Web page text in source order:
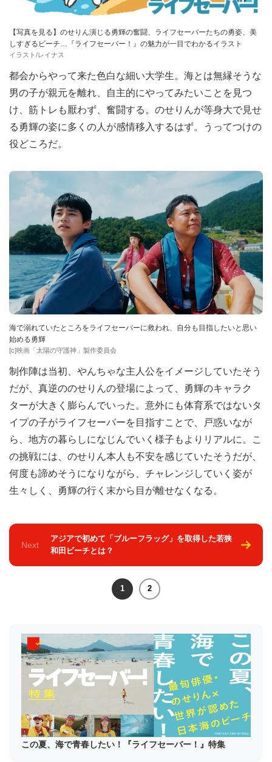
【写真を見る】のせりん演じる勇輝の奮闘、ライフセーバーたちの勇姿、美
しすぎるビーチ…『ライフセーバー！』の魅力が一目でわかるイラスト
イラスト/レイナス
都会からやって来た色白な細い大学生。海とは無縁そうな
男の子が親元を離れ、自主的にやってみたいことを見つ
け、筋トレも厭わず、奮闘する。のせりんが等身大で見せ
る勇輝の姿に多くの人が感情移入するはず。うってつけの
役どころだ。
海で溺れていたところをライフセーバーに救われ、自分も目指したいと思い
始める勇輝
[c]映画「太陽の守護神」製作委員会
制作陣は当初、やんちゃな主人公をイメージしていたそう
だが、真逆ののせりんの登場によって、勇輝のキャラク
ターが大きく膨らんでいった。意外にも体育系ではないタ
イプの子がライフセーバーを目指すことで、戸惑いなが
ら、地方の暮らしになじんでいく様子もよりリアルに。こ
の挑戦には、のせりん本人も不安を感じていたそうだが、
何度も諦めそうになりながら、チャレンジしていく姿が
生々しく、勇輝の行く末から目が離せなくなる。
Next
アジアで初めて「ブルーフラッグ」を取得した若狭
和田ビーチとは？
1 2
この夏、海で青春したい！『ライフセーバー！』特集